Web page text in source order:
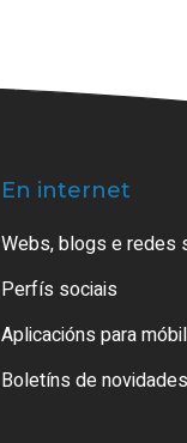
En internet
Webs, blogs e redes
Perfís sociais
Aplicacións para
Boletíns de novidades